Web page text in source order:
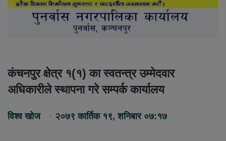
कंचनपुर क्षेत्र १(१) का स्वतन्त्र उम्मेदवार
अधिकारीले स्थापना गरे सम्पर्क कार्यालय
विश्व खोज २०७९ कार्तिक १९, शनिबार ०७:१७